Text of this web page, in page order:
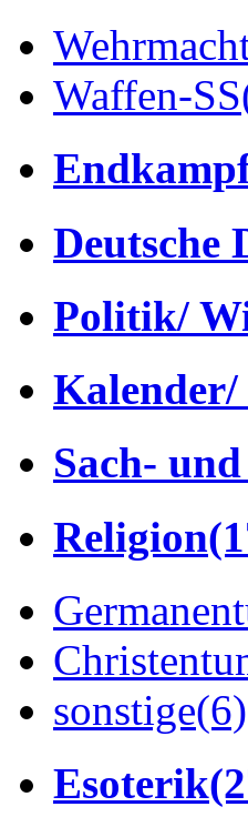
Waffen-SS
Deutsche
Politik/
Sach-
Religion
sonstige(6)
Esoterik